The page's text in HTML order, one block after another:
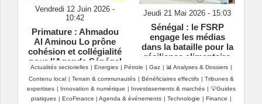
Vendredi 12 Juin 2026 -
10:42
Primature : Ahmadou
Al Aminou Lo prône
cohésion et collégialité
pour l’Agenda Sénégal
2050
Jeudi 21 Mai 2026 - 15:03
Sénégal : le FSRP
engage les médias
dans la bataille pour la
résilience alimentaire
Actualités sectorielles | Energies | Pétrole | Gaz | 📊 Analyses & Dossiers |
Contenu local | Terrain & communautés | Bénéficiaires effectifs | Tribunes &
expertises | Innovation & numérique | Investissements & marchés | 💡Guides
pratiques | EcoFinance | Agenda & événements | Technologie | Finance |